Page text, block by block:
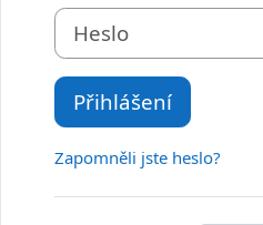
Heslo
Přihlášení
Zapomněli jste heslo?